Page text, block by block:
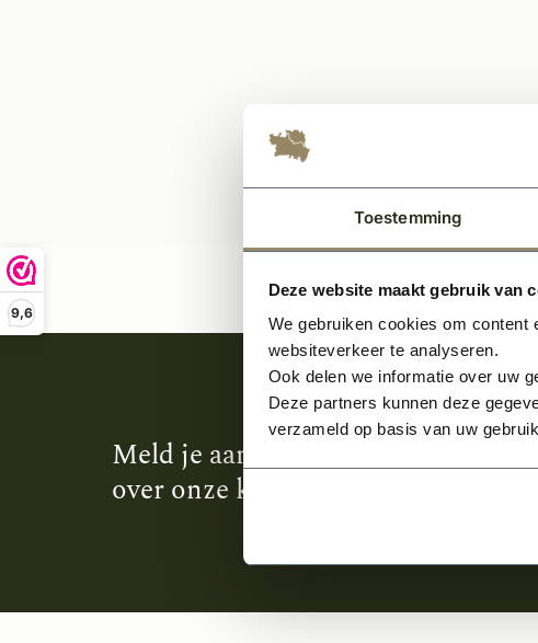
Toestemming
Deze website maakt gebruik van
We gebruiken cookies om content
websiteverkeer te analyseren.
Ook delen we informatie over uw
Deze partners kunnen deze
verzameld op basis van uw
9,6
Meld je aan en ontvang het laatste
over onze kempische bouwstijl!